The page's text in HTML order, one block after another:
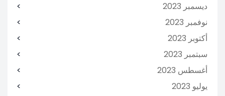
ديسمبر 2023
نوفمبر 2023
أكتوبر 2023
سبتمبر 2023
أغسطس 2023
يوليو 2023